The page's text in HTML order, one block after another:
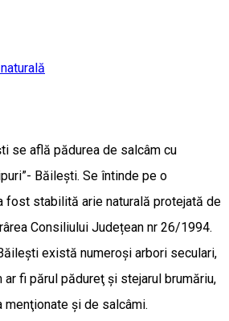
se află pădurea de salcâm cu
Băileşti. Se întinde pe o
fost stabilită arie naturală protejată de
Consiliului Județean nr 26/1994.
există numeroşi arbori seculari,
fi părul pădureţ şi stejarul brumăriu,
şi de salcâmi.